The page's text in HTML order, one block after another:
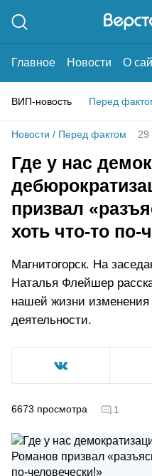
Главное Новости О
ВИП-новость Перед
Новости / Перед фактом 29
Где у нас
призвал
хоть что-то по-
Магнитогорск. На
Наталья Флейшер
нашей жизни изменения
деятельности.
6673 просмотра 1